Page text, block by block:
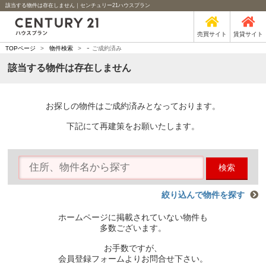
該当する物件は存在しません｜センチュリー21ハウスプラン
売買サイト 賃貸サイト
TOPページ > 物件検索 > - ご成約済み
該当する物件は存在しません
お探しの物件はご成約済みとなっております。
下記にて再建策をお願いたします。
検索
絞り込んで物件を探す
ホームページに掲載されていない物件も
多数ございます。
お手数ですが、
会員登録フォームよりお問合せ下さい。